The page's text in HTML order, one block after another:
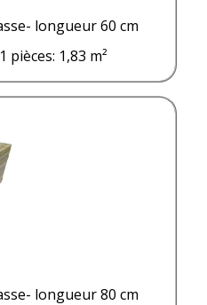
longueur 60 cm
pièces: 1,83 m²
longueur 80 cm